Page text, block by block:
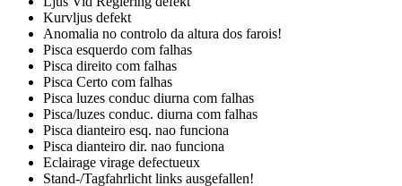
Kurvljus defekt
Anomalia no controlo da altura dos farois!
Pisca esquerdo com falhas
Pisca direito com falhas
Pisca Certo com falhas
Pisca luzes conduc diurna com falhas
Pisca/luzes conduc. diurna com falhas
Pisca dianteiro esq. nao funciona
Pisca dianteiro dir. nao funciona
Eclairage virage defectueux
Stand-/Tagfahrlicht links ausgefallen!